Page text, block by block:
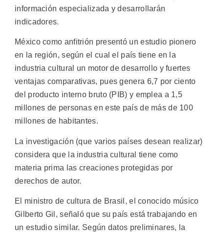
información especializada y desarrollarán
indicadores.
México como anfitrión presentó un estudio pionero
en la región, según el cual el país tiene en la
industria cultural un motor de desarrollo y fuertes
ventajas comparativas, pues genera 6,7 por ciento
del producto interno bruto (PIB) y emplea a 1,5
millones de personas en este país de más de 100
millones de habitantes.
La investigación (que varios países desean realizar)
considera que la industria cultural tiene como
materia prima las creaciones protegidas por
derechos de autor.
El ministro de cultura de Brasil, el conocido músico
Gilberto Gil, señaló que su país está trabajando en
un estudio similar. Según datos preliminares, la